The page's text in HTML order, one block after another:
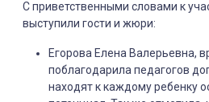
года
региональный
С приветственными словами к
выступили гости и жюри:
Егорова Елена Валерьевна,
поблагодарила педагогов
находят к каждому ребенку